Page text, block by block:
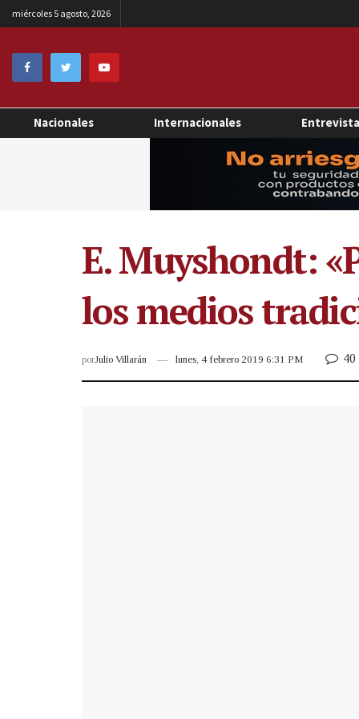
miércoles 5 agosto, 2026
Nacionales Internacionales
E. Muyshondt:
los medios
porJulio Villarán lunes, 4 febrero 2019 6:31 PM 40